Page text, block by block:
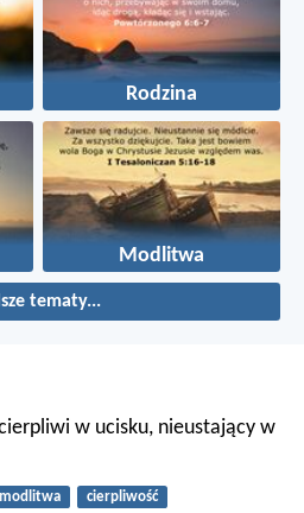
Rodzina
Modlitwa
tematy...
w ucisku, nieustający w
modlitwa cierpliwość